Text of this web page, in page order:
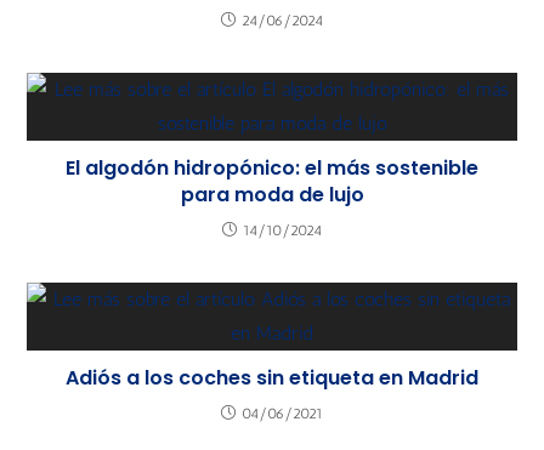
24/06/2024
El algodón hidropónico: el más sostenible
para moda de lujo
14/10/2024
Adiós a los coches sin etiqueta en Madrid
04/06/2021